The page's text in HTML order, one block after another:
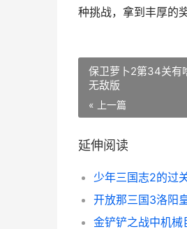
种挑战，拿到丰厚的
保卫萝卜2第34关有
无敌版
« 上一篇
延伸阅读